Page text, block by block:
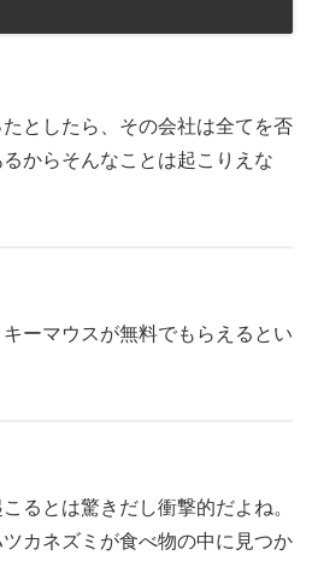
たとしたら、その会社は全てを否
からそんなことは起こりえな
ーマウスが無料でもらえるとい
るとは驚きだし衝撃的だよね。
カネズミが食べ物の中に見つか